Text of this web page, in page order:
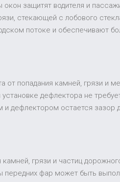
защитят водителя и
стекающей с лобового
потоке и обеспечивают
от попадания камней, грязи и
дефлектора не
дефлектором остается зазор
грязи и частиц
передних фар может быть